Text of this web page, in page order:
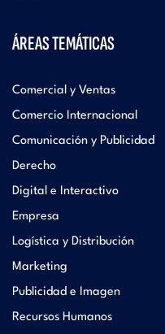
ÁREAS TEMÁTICAS
Comercial y Ventas
Comercio Internacional
Comunicación y Publicidad
Derecho
Digital e Interactivo
Empresa
Logística y Distribución
Marketing
Publicidad e Imagen
Recursos Humanos